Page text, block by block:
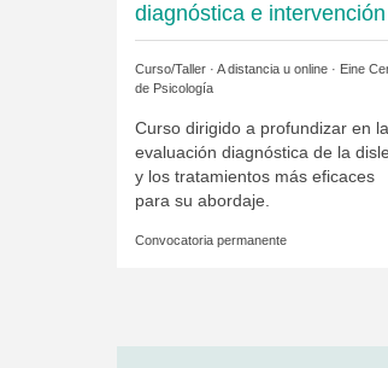
diagnóstica e intervención
Curso/Taller · A distancia u online · Eine
de Psicología
Curso dirigido a profundizar en la
evaluación diagnóstica de la
y los tratamientos más eficaces
para su abordaje.
Convocatoria permanente